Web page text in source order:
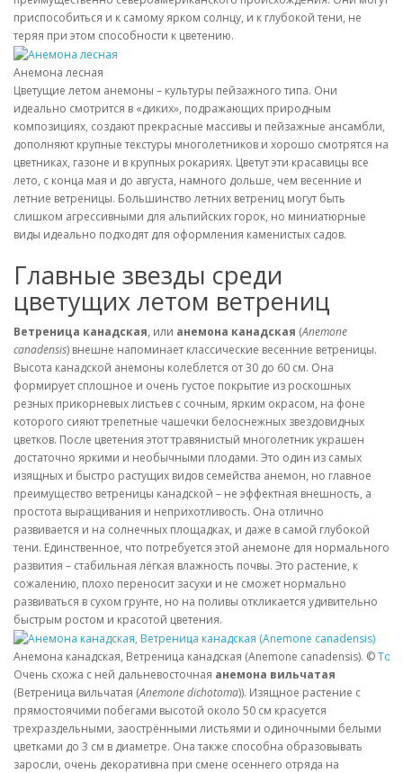
приспособиться и к самому ярком солнцу, и к глубокой тени, не
теряя при этом способности к цветению.
Анемона лесная
Цветущие летом анемоны – культуры пейзажного типа. Они
идеально смотрится в «диких», подражающих природным
композициях, создают прекрасные массивы и пейзажные ансамбли,
дополняют крупные текстуры многолетников и хорошо смотрятся на
цветниках, газоне и в крупных рокариях. Цветут эти красавицы все
лето, с конца мая и до августа, намного дольше, чем весенние и
летние ветреницы. Большинство летних ветрениц могут быть
слишком агрессивными для альпийских горок, но миниатюрные
виды идеально подходят для оформления каменистых садов.
Главные звезды среди
цветущих летом ветрениц
Ветреница канадская, или анемона канадская (Anemone
canadensis) внешне напоминает классические весенние ветреницы.
Высота канадской анемоны колеблется от 30 до 60 см. Она
формирует сплошное и очень густое покрытие из роскошных
резных прикорневых листьев с сочным, ярким окрасом, на фоне
которого сияют трепетные чашечки белоснежных звездовидных
цветков. После цветения этот травянистый многолетник украшен
достаточно яркими и необычными плодами. Это один из самых
изящных и быстро растущих видов семейства анемон, но главное
преимущество ветреницы канадской – не эффектная внешность, а
простота выращивания и неприхотливость. Она отлично
развивается и на солнечных площадках, и даже в самой глубокой
тени. Единственное, что потребуется этой анемоне для нормального
развития – стабильная лёгкая влажность почвы. Это растение, к
сожалению, плохо переносит засухи и не сможет нормально
развиваться в сухом грунте, но на поливы откликается удивительно
быстрым ростом и красотой цветения.
Анемона канадская, Ветреница канадская (Anemone canadensis). ©
Очень схожа с ней дальневосточная анемона вильчатая
(Ветреница вильчатая (Anemone dichotoma)). Изящное растение с
прямостоячими побегами высотой около 50 см красуется
трехраздельными, заострёнными листьями и одиночными белыми
цветками до 3 см в диаметре. Она также способна образовывать
заросли, очень декоративна при смене осеннего отряда на